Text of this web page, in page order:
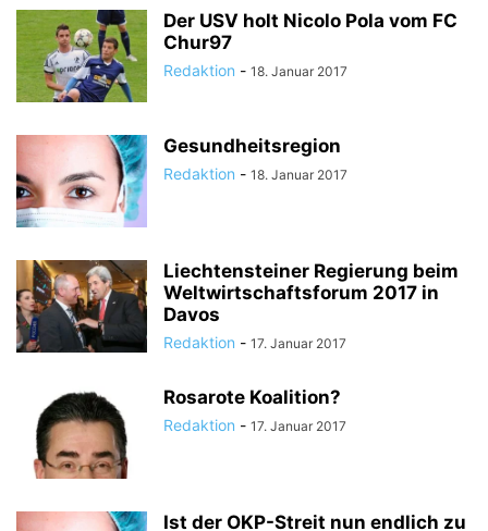
Der USV holt Nicolo Pola vom FC
Chur97
Redaktion - 18. Januar 2017
Gesundheitsregion
Redaktion - 18. Januar 2017
Liechtensteiner Regierung beim
Weltwirtschaftsforum 2017 in
Davos
Redaktion - 17. Januar 2017
Rosarote Koalition?
Redaktion - 17. Januar 2017
Ist der OKP-Streit nun endlich zu